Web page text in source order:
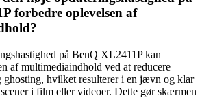
forbedre oplevelsen af
på BenQ XL2411P kan
af multimediaindhold ved at reducere
ghosting, hvilket resulterer i en jævn og klar
i film eller videoer. Dette gør skærmen